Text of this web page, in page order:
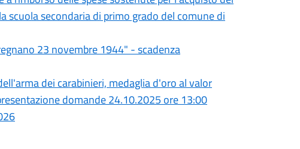
scuola secondaria di primo grado del comune di
23 novembre 1944" - scadenza
dei carabinieri, medaglia d'oro al valor
domande 24.10.2025 ore 13:00